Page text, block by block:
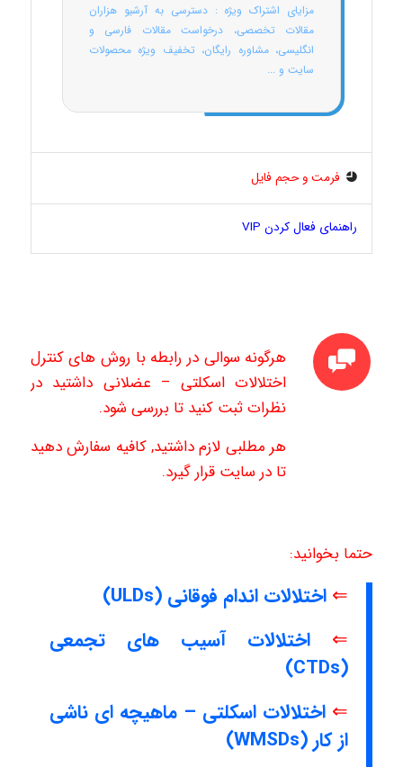
مزایای اشتراک ویژه : دسترسی به آرشیو هزاران
مقالات تخصصی، درخواست مقالات فارسی و
انگلیسی، مشاوره رایگان، تخفیف ویژه محصولات
سایت و ...
فرمت و حجم فایل
راهنمای فعال کردن VIP
هرگونه سوالی در رابطه با روش های کنترل
اختلالات اسکلتی – عضلانی داشتید در
نظرات ثبت کنید تا بررسی شود.
هر مطلبی لازم داشتید, کافیه سفارش دهید
تا در سایت قرار گیرد.
حتما بخوانید:
⇐ اختلالات اندام فوقانی (ULDs)
⇐ اختلالات آسیب های تجمعی
(CTDs)
⇐ اختلالات اسکلتی – ماهیچه ای ناشی
از کار (WMSDs)